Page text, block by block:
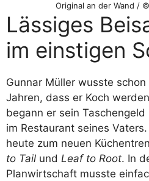
Original an der Wand /
Lässiges
im einstigen
Gunnar Müller wusste
Jahren, dass er Koch
begann er sein
im Restaurant seines
heute zum neuen
to Tail und Leaf to Root. In
Planwirtschaft musste